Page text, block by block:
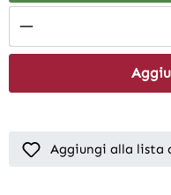
Product
Aggiungi alla lista